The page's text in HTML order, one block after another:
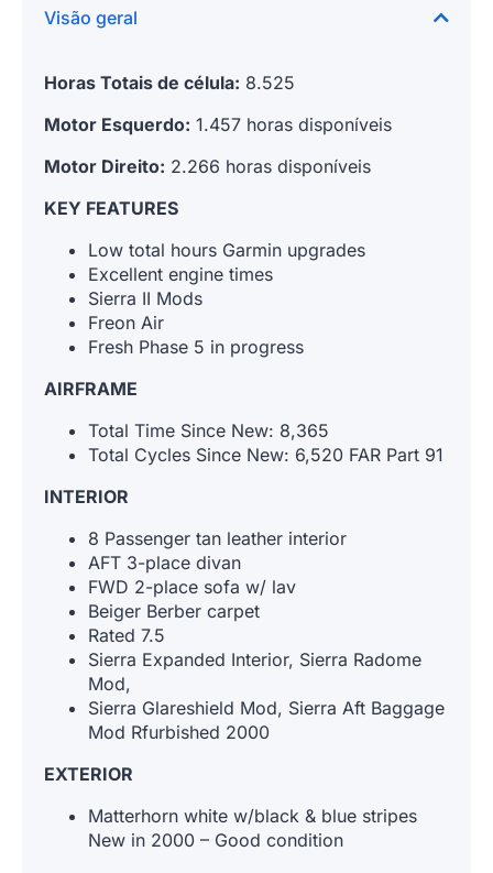
Visão geral
Horas Totais de célula: 8.525
Motor Esquerdo: 1.457 horas disponíveis
Motor Direito: 2.266 horas disponíveis
KEY FEATURES
Low total hours Garmin upgrades
Excellent engine times
Sierra II Mods
Freon Air
Fresh Phase 5 in progress
AIRFRAME
Total Time Since New: 8,365
Total Cycles Since New: 6,520 FAR Part 91
INTERIOR
8 Passenger tan leather interior
AFT 3-place divan
FWD 2-place sofa w/ lav
Beiger Berber carpet
Rated 7.5
Sierra Expanded Interior, Sierra Radome
Mod,
Sierra Glareshield Mod, Sierra Aft Baggage
Mod Rfurbished 2000
EXTERIOR
Matterhorn white w/black & blue stripes
New in 2000 – Good condition